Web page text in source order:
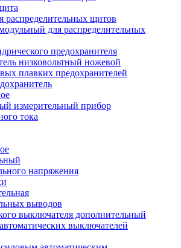
распределительных щитов
для распределительных
предохранителя
низковольтный ножевой
плавких предохранителей
измерительный прибор
тока
напряжения
выводов
выключателя дополнительный
выключателей